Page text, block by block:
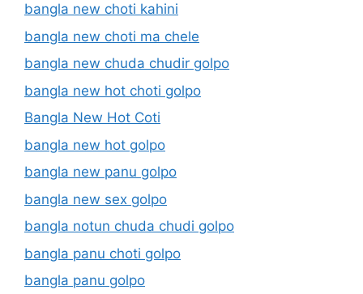
bangla new choti kahini
bangla new choti ma chele
bangla new chuda chudir golpo
bangla new hot choti golpo
Bangla New Hot Coti
bangla new hot golpo
bangla new panu golpo
bangla new sex golpo
bangla notun chuda chudi golpo
bangla panu choti golpo
bangla panu golpo